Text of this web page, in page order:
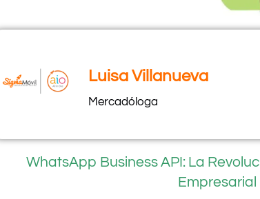
Luisa Villanueva
Mercadóloga
WhatsApp Business API: La
Empresarial